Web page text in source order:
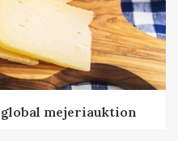
mejeriauktion